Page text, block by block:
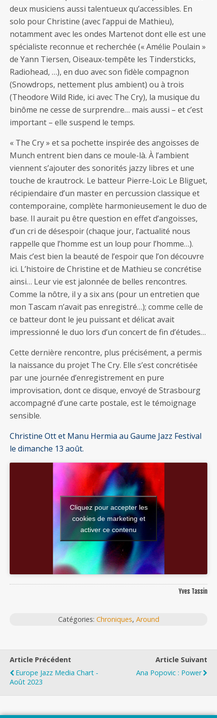
deux musiciens aussi talentueux qu’accessibles. En
solo pour Christine (avec l’appui de Mathieu),
notamment avec les ondes Martenot dont elle est une
spécialiste reconnue et recherchée (« Amélie Poulain »
de Yann Tiersen, Oiseaux-tempête les Tindersticks,
Radiohead, …), en duo avec son fidèle compagnon
(Snowdrops, nettement plus ambient) ou à trois
(Theodore Wild Ride, ici avec The Cry), la musique du
binôme ne cesse de surprendre… mais aussi – et c’est
important – elle suspend le temps.
« The Cry » et sa pochette inspirée des angoisses de
Munch entrent bien dans ce moule-là. À l’ambient
viennent s’ajouter des sonorités jazzy libres et une
touche de krautrock. Le batteur Pierre-Loïc Le Bliguet,
récipiendaire d’un master en percussion classique et
contemporaine, complète harmonieusement le duo de
base. Il aurait pu être question en effet d’angoisses,
d’un cri de désespoir (chaque jour, l’actualité nous
rappelle que l’homme est un loup pour l’homme…).
Mais c’est bien la beauté de l’espoir que l’on découvre
ici. L’histoire de Christine et de Mathieu se concrétise
ainsi… Leur vie est jalonnée de belles rencontres.
Comme la nôtre, il y a six ans (pour un entretien que
mon Tascam n’avait pas enregistré…); comme celle de
ce batteur dont le jeu puissant et délicat avait
impressionné le duo lors d’un concert de fin d’études…
Cette dernière rencontre, plus précisément, a permis
la naissance du projet The Cry. Elle s’est concrétisée
par une journée d’enregistrement en pure
improvisation, dont ce disque, envoyé de Strasbourg
accompagné d’une carte postale, est le témoignage
sensible.
Christine Ott et Manu Hermia au Gaume Jazz Festival
le dimanche 13 août.
Cliquez pour accepter les
cookies de marketing et
activer ce contenu
Yves Tassin
Catégories: Chroniques, Around
Article Précédent
Europe Jazz Media Chart ‐
Août 2023
Article Suivant
Ana Popovic : Power